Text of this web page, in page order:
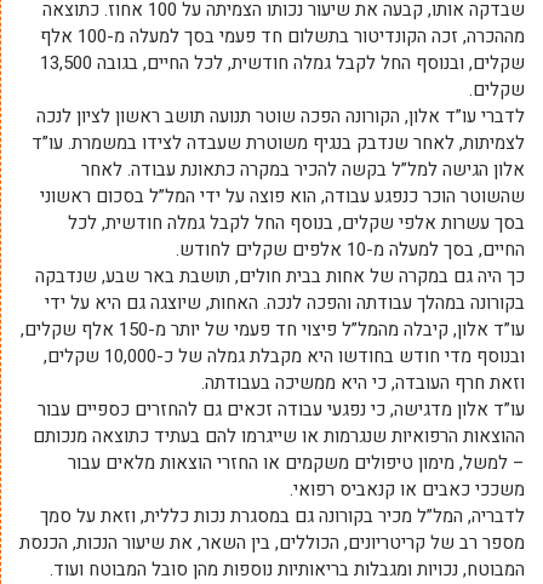
שבדקה אותו, קבעה את שיעור נכותו הצמיתה על 100 אחוז. כתוצאה
מההכרה, זכה הקונדיטור בתשלום חד פעמי בסך למעלה מ-100 אלף
שקלים, ובנוסף החל לקבל גמלה חודשית, לכל החיים, בגובה 13,500
שקלים.
לדברי עו”ד אלון, הקורונה הפכה שוטר תנועה תושב ראשון לציון לנכה
לצמיתות, לאחר שנדבק בנגיף משוטרת שעבדה לצידו במשמרת. עו”ד
אלון הגישה למל”ל בקשה להכיר במקרה כתאונת עבודה. לאחר
שהשוטר הוכר כנפגע עבודה, הוא פוצה על ידי המל”ל בסכום ראשוני
בסך עשרות אלפי שקלים, בנוסף החל לקבל גמלה חודשית, לכל
החיים, בסך למעלה מ-10 אלפים שקלים לחודש.
כך היה גם במקרה של אחות בבית חולים, תושבת באר שבע, שנדבקה
בקורונה במהלך עבודתה והפכה לנכה. האחות, שיוצגה גם היא על ידי
עו”ד אלון, קיבלה מהמל”ל פיצוי חד פעמי של יותר מ-150 אלף שקלים,
ובנוסף מדי חודש בחודשו היא מקבלת גמלה של כ-10,000 שקלים,
וזאת חרף העובדה, כי היא ממשיכה בעבודתה.
עו”ד אלון מדגישה, כי נפגעי עבודה זכאים גם להחזרים כספיים עבור
ההוצאות הרפואיות שנגרמות או שייגרמו להם בעתיד כתוצאה מנכותם
– למשל, מימון טיפולים משקמים או החזרי הוצאות מלאים עבור
משככי כאבים או קנאביס רפואי.
לדבריה, המל”ל מכיר בקורונה גם במסגרת נכות כללית, וזאת על סמך
מספר רב של קריטריונים, הכוללים, בין השאר, את שיעור הנכות, הכנסת
המבוטח, נכויות ומגבלות בריאותיות נוספות מהן סובל המבוטח ועוד.